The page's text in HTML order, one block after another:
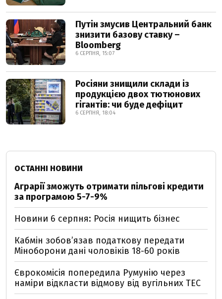
Путін змусив Центральний банк
знизити базову ставку –
Bloomberg
6 СЕРПНЯ, 15:07
Росіяни знищили склади із
продукцією двох тютюнових
гігантів: чи буде дефіцит
6 СЕРПНЯ, 18:04
ОСТАННІ НОВИНИ
Аграрії зможуть отримати пільгові кредити
за програмою 5-7-9%
Новини 6 серпня: Росія нищить бізнес
Кабмін зобовʼязав податкову передати
Міноборони дані чоловіків 18-60 років
Єврокомісія попередила Румунію через
наміри відкласти відмову від вугільних ТЕС